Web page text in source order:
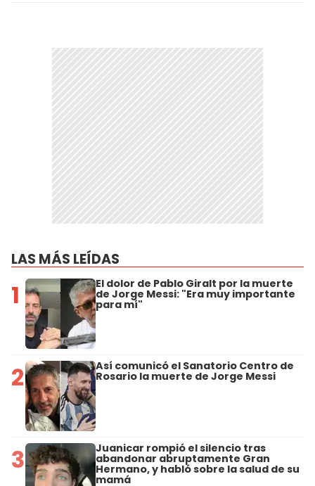
LAS MÁS LEÍDAS
1 El dolor de Pablo Giralt por la muerte
de Jorge Messi: "Era muy importante
para mí"
2 Así comunicó el Sanatorio Centro de
Rosario la muerte de Jorge Messi
3 Juanicar rompió el silencio tras
abandonar abruptamente Gran
Hermano, y habló sobre la salud de su
mamá